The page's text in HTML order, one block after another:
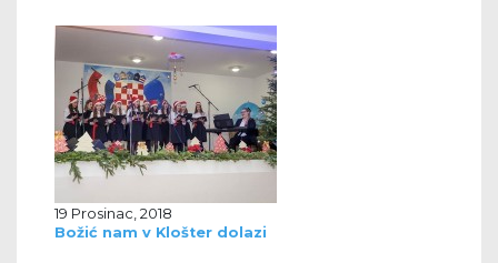
19 Prosinac, 2018
Božić nam v Klošter dolazi